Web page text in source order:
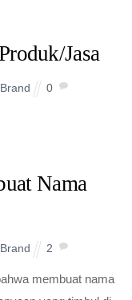
Jasa
0
Nama
2
membuat nama